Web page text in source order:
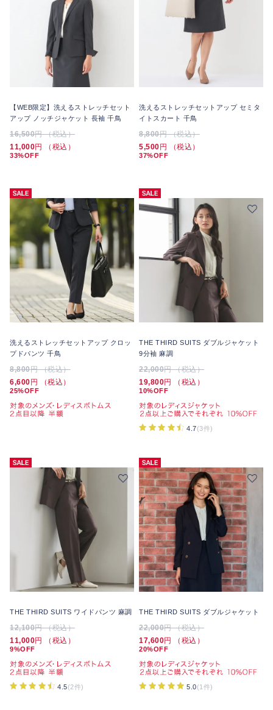
【WEB限定】洗えるストレッチセット
アップ ノッチジャケット 長袖 千鳥
16,500円 （税込）
11,000円 （税込）
33%OFF
洗えるストレッチセットアップ セミタ
イトスカート 千鳥
8,800円 （税込）
5,500 円 （税込）
37%OFF
洗えるストレッチセットアップ クロッ
プドパンツ 千鳥
8,800円 （税込）
6,600 円 （税込）
25%OFF
THE THIRD SUITS ダブルジャケット
9分袖 麻調
22,000円 （税込）
19,800円 （税込）
10%OFF
4.7(3件)
THE THIRD SUITS ワイドパンツ 麻調
12,100円 （税込）
11,000円 （税込）
9%OFF
4.5(2件)
THE THIRD SUITS ダブルジャケット
22,000円 （税込）
17,600円 （税込）
20%OFF
5.0(1件)